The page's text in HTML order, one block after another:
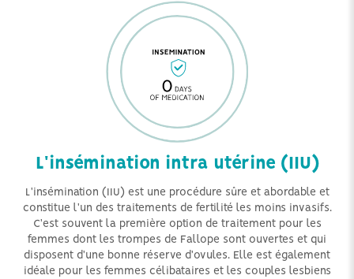
L'insémination intra utérine (IIU)
L'insémination (IIU) est une procédure sûre et abordable et
constitue l'un des traitements de fertilité les moins invasifs.
C'est souvent la première option de traitement pour les
femmes dont les trompes de Fallope sont ouvertes et qui
disposent d'une bonne réserve d'ovules. Elle est également
idéale pour les femmes célibataires et les couples lesbiens